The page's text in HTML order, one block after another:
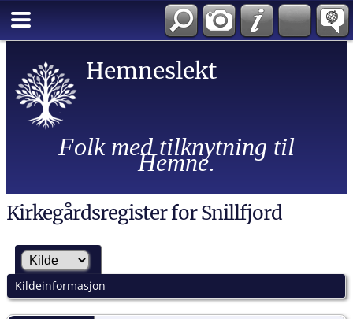
Hemneslekt
Folk med tilknytning til
Hemne.
Kirkegårdsregister for Snillfjord
Kildeinformasjon